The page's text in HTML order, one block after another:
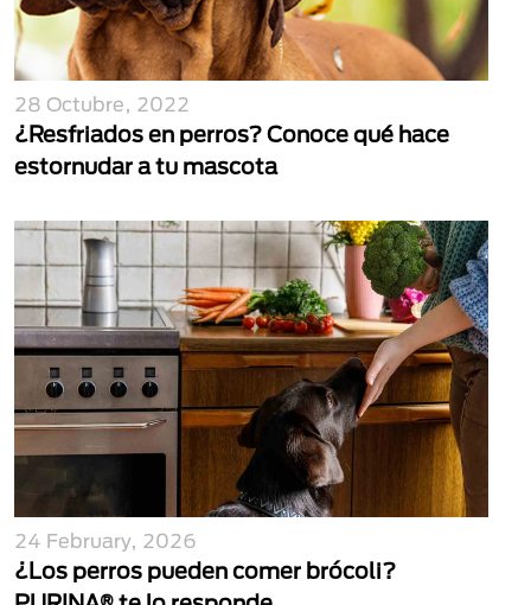
28 Octubre, 2022
¿Resfriados en perros? Conoce qué hace
estornudar a tu mascota
24 February, 2026
¿Los perros pueden comer brócoli?